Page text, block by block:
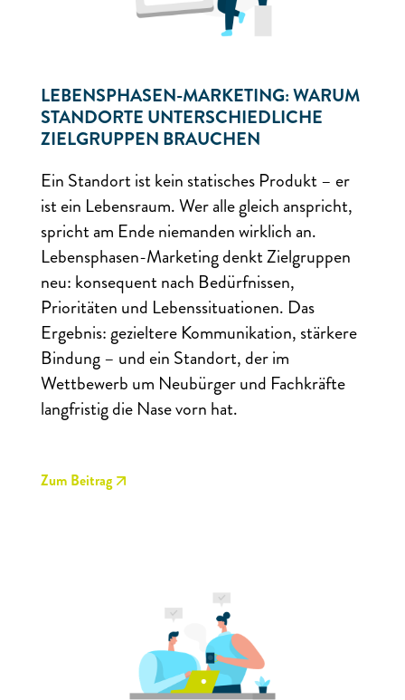
LEBENSPHASEN-MARKETING: WARUM
STANDORTE UNTERSCHIEDLICHE
ZIELGRUPPEN BRAUCHEN
Ein Standort ist kein statisches Produkt – er
ist ein Lebensraum. Wer alle gleich anspricht,
spricht am Ende niemanden wirklich an.
Lebensphasen-Marketing denkt Zielgruppen
neu: konsequent nach Bedürfnissen,
Prioritäten und Lebenssituationen. Das
Ergebnis: gezieltere Kommunikation, stärkere
Bindung – und ein Standort, der im
Wettbewerb um Neubürger und Fachkräfte
langfristig die Nase vorn hat.
Zum Beitrag